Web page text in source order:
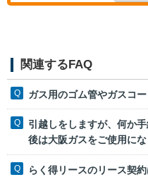
関連するFAQ
ガス用のゴム管やガスコ
引越しをしますが、何か
後は大阪ガスをご使用にな
らく得リースのリース契